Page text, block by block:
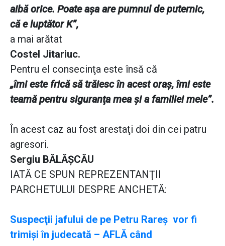
aibă orice. Poate aşa are pumnul de puternic,
că e luptător K”,
a mai arătat
Costel Jitariuc.
Pentru el consecinţa este însă că
„îmi este frică să trăiesc în acest oraş, îmi este
teamă pentru siguranţa mea şi a familiei mele”.
În acest caz au fost arestaţi doi din cei patru
agresori.
Sergiu BĂLĂŞCĂU
IATĂ CE SPUN REPREZENTANŢII
PARCHETULUI DESPRE ANCHETĂ:
Suspecţii jafului de pe Petru Rareş vor fi
trimişi în judecată – AFLĂ când